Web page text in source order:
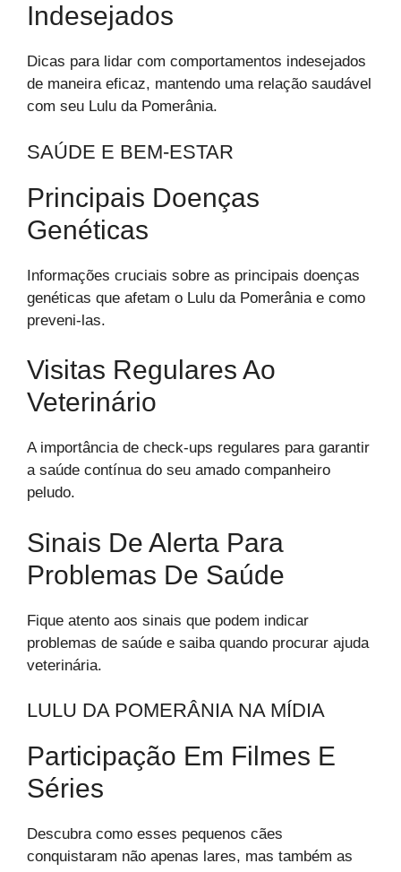
Indesejados
Dicas para lidar com comportamentos indesejados
de maneira eficaz, mantendo uma relação saudável
com seu Lulu da Pomerânia.
SAÚDE E BEM-ESTAR
Principais Doenças
Genéticas
Informações cruciais sobre as principais doenças
genéticas que afetam o Lulu da Pomerânia e como
preveni-las.
Visitas Regulares Ao
Veterinário
A importância de check-ups regulares para garantir
a saúde contínua do seu amado companheiro
peludo.
Sinais De Alerta Para
Problemas De Saúde
Fique atento aos sinais que podem indicar
problemas de saúde e saiba quando procurar ajuda
veterinária.
LULU DA POMERÂNIA NA MÍDIA
Participação Em Filmes E
Séries
Descubra como esses pequenos cães
conquistaram não apenas lares, mas também as